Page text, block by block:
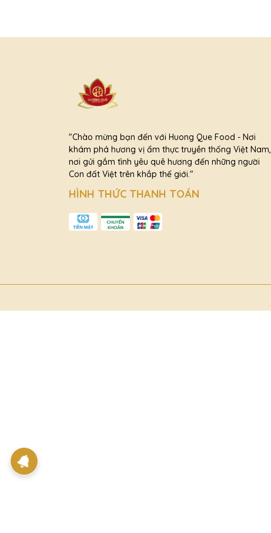
"Chào mừng bạn đến với Huong Que Food - Nơi
khám phá hương vị ẩm thực truyền thống Việt Nam,
nơi gửi gắm tình yêu quê hương đến những người
Con đất Việt trên khắp thế giới."
HÌNH THỨC THANH TOÁN